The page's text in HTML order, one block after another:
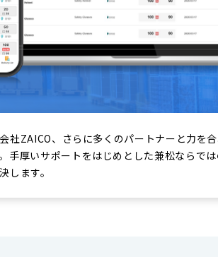
社ZAICO、さらに多くのパートナーと力を
手厚いサポートをはじめとした兼松ならで
します。